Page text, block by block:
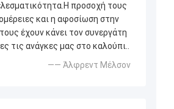
προσοχή τους
και η αφοσίωση στην
έχουν κάνει τον συνεργάτη
τις ανάγκες μας στο καλούπι..
—— Άλφρεντ Μέλσον